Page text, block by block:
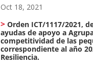
Oct 18, 2021
Orden ICT/1117/2021,
ayudas de apoyo a
competitividad de las
correspondiente al año
Resiliencia.